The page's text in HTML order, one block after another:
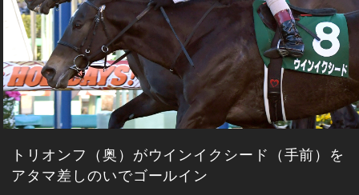
トリオンフ（奥）がウインイクシード（手前）を
アタマ差しのいでゴールイン